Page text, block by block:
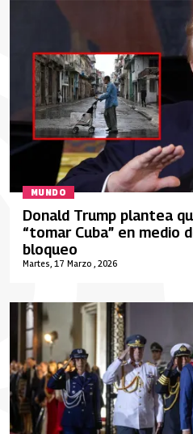
MUNDO
Martes, 17 Marzo , 2026
Donald Trump plantea
“tomar Cuba” en medio
bloqueo